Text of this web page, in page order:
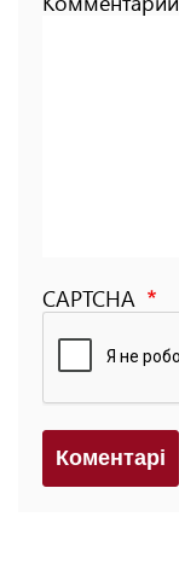
CAPTCHA
Коментарi